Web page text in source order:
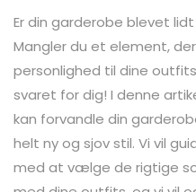
Er din garderobe blevet
Mangler du et element,
personlighed til dine
svaret for dig! I denne
kan forvandle din
helt ny og sjov stil. Vi vil
med at vælge de rigtige